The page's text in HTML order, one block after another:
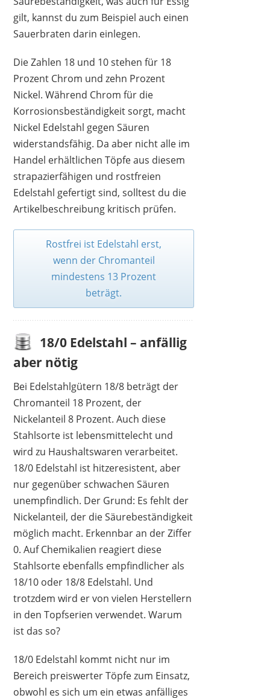
AMAZON BASICS
54,99 €*
WODILLO
KARL HAUSMANN
gilt, kannst du zum Beispiel auch einen
Sauerbraten darin einlegen.
Die Zahlen 18 und 10 stehen für 18
Prozent Chrom und zehn Prozent
Nickel. Während Chrom für die
Korrosionsbeständigkeit sorgt, macht
Nickel Edelstahl gegen Säuren
widerstandsfähig. Da aber nicht alle im
Handel erhältlichen Töpfe aus diesem
strapazierfähigen und rostfreien
Edelstahl gefertigt sind, solltest du die
Artikelbeschreibung kritisch prüfen.
Rostfrei ist Edelstahl erst,
wenn der Chromanteil
mindestens 13 Prozent
beträgt.
18/0 Edelstahl – anfällig
aber nötig
Bei Edelstahlgütern 18/8 beträgt der
Chromanteil 18 Prozent, der
Nickelanteil 8 Prozent. Auch diese
Stahlsorte ist lebensmittelecht und
wird zu Haushaltswaren verarbeitet.
18/0 Edelstahl ist hitzeresistent, aber
nur gegenüber schwachen Säuren
unempfindlich. Der Grund: Es fehlt der
Nickelanteil, der die Säurebeständigkeit
möglich macht. Erkennbar an der Ziffer
0. Auf Chemikalien reagiert diese
Stahlsorte ebenfalls empfindlicher als
18/10 oder 18/8 Edelstahl. Und
trotzdem wird er von vielen Herstellern
in den Topfserien verwendet. Warum
ist das so?
18/0 Edelstahl kommt nicht nur im
Bereich preiswerter Töpfe zum Einsatz,
obwohl es sich um ein etwas anfälliges